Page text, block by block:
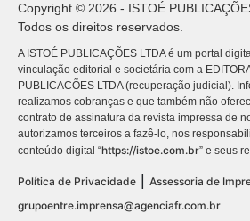
Copyright © 2026 - ISTOÉ
Todos os direitos reservados.
A ISTOÉ PUBLICAÇÕES LTDA é um portal
vinculação editorial e societária com a
PUBLICACÕES LTDA (recuperação judicial).
realizamos cobranças e que também não
contrato de assinatura da revista impressa de
autorizamos terceiros a fazê-lo, nos
conteúdo digital “https://istoe.com.br” e seus
Política de Privacidade
Assessoria de
grupoentre.imprensa@agenciafr.com.br